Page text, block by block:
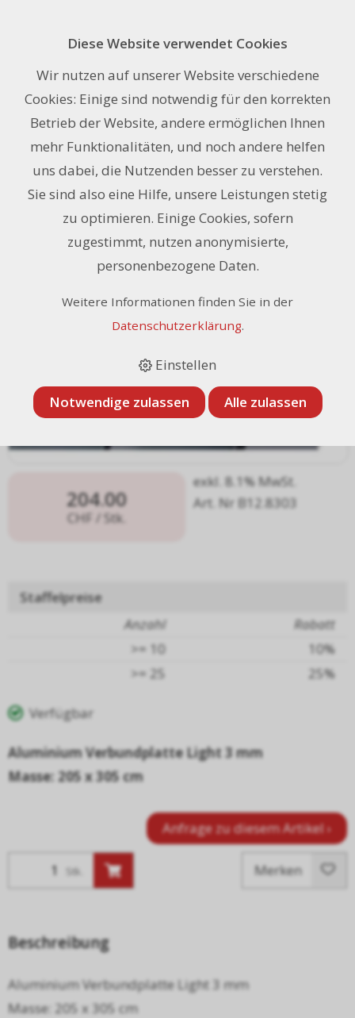
cm
204.00
CHF / Stk.
exkl. 8.1% MwSt.
Art. Nr B12.8303
Staffelpreise
Anzahl
Rabatt
>= 10
10%
>= 25
25%
Verfügbar
Aluminium Verbundplatte Light 3 mm
Masse: 205 x 305 cm
Anfrage zu diesem Artikel ›
Stk. Merken
Beschreibung
Aluminium Verbundplatte Light 3 mm
Masse: 205 x 305 cm
Diese Website verwendet Cookies
Wir nutzen auf unserer Website verschiedene
Cookies: Einige sind notwendig für den korrekten
Betrieb der Website, andere ermöglichen Ihnen
mehr Funktionalitäten, und noch andere helfen
uns dabei, die Nutzenden besser zu verstehen.
Sie sind also eine Hilfe, unsere Leistungen stetig
zu optimieren. Einige Cookies, sofern
zugestimmt, nutzen anonymisierte,
personenbezogene Daten.
Weitere Informationen finden Sie in der
Datenschutzerklärung.
Einstellen
Notwendige zulassen Alle zulassen